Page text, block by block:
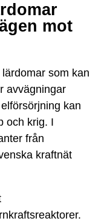
mot
som kan
avvägningar
kan
och krig. I
från
kraftnät